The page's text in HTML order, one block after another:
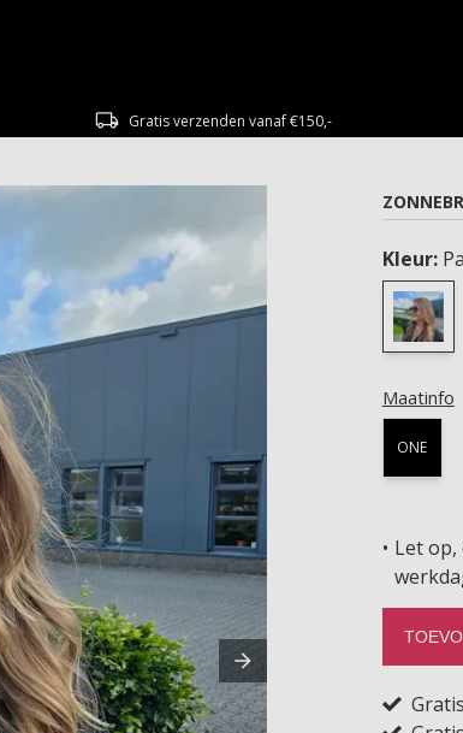
Gratis verzenden vanaf €150,-
Kleur:
Maatinfo
ONE
Let